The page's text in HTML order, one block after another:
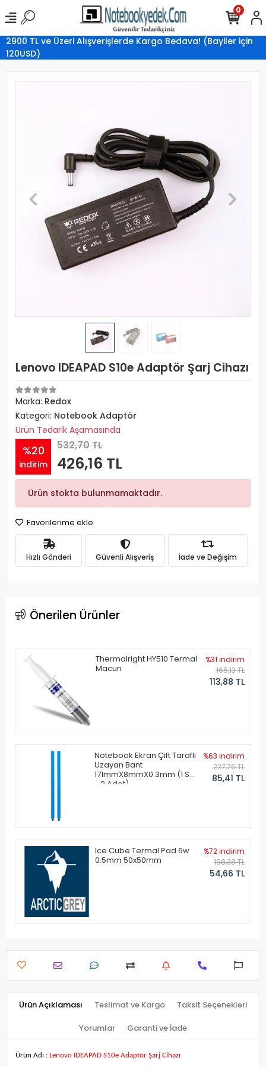
2900 TL ve Üzeri Alışverişlerde Kargo Bedava! (Bayiler için
120USD)
0
Lenovo IDEAPAD S10e Adaptör Şarj Cihazı
Marka: Redox
Kategori: Notebook Adaptör
Ürün Tedarik Aşamasında
%20
indirim
532,70 TL
426,16 TL
Ürün stokta bulunmamaktadır.
Favorilerime ekle
Hızlı Gönderi Güvenli Alışveriş İade ve Değişim
Önerilen Ürünler
Thermalright HY510 Termal
Macun
%31 indirim
165,13 TL
113,88 TL
Notebook Ekran Çift Taraflı
Uzayan Bant
171mmX8mmX0.3mm (1 Set
- 2 Adet)
%63 indirim
227,76 TL
85,41 TL
Ice Cube Termal Pad 6w
0.5mm 50x50mm
%72 indirim
198,38 TL
54,66 TL
Ürün Açıklaması Teslimat ve Kargo Taksit Seçenekleri
Yorumlar Garanti ve İade
Ürün Adı : Lenovo IDEAPAD S10e Adaptör Şarj Cihazı